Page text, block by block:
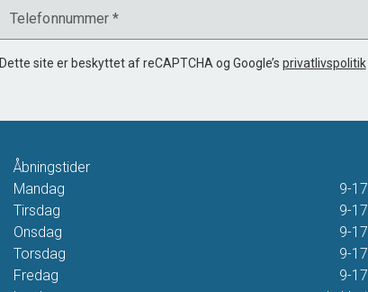
Telefonnummer *
Dette site er beskyttet af reCAPTCHA og Google’s privatlivspolitik
Åbningstider
Mandag
9-17
Tirsdag
9-17
Onsdag
9-17
Torsdag
9-17
Fredag
9-17